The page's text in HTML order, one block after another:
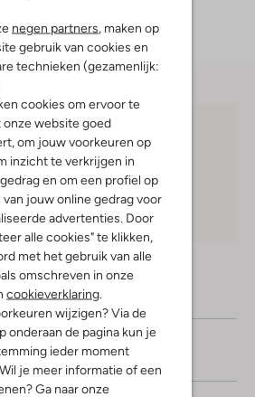
negen partners, maken op
gebruik van cookies en
technieken (gezamenlijk:
cookies om ervoor te
onze website goed
om jouw voorkeuren op
inzicht te verkrijgen in
en om een profiel op
jouw online gedrag voor
advertenties. Door
alle cookies" te klikken,
met het gebruik van alle
omschreven in onze
cookieverklaring.
wijzigen? Via de
onderaan de pagina kun je
ieder moment
je meer informatie of een
Ga naar onze
fit
vanaf €75,-
binnen 30 dagen*
met Klarna